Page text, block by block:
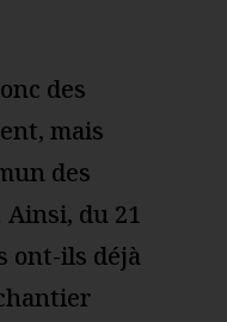
des
mais
des
du 21
ont-ils déjà